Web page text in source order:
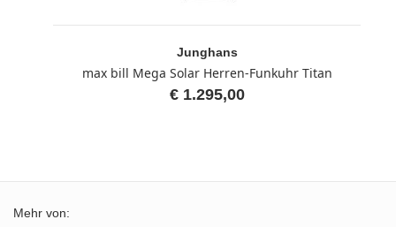
Junghans
max bill Mega Solar Herren-Funkuhr Titan
€ 1.295,00
Mehr von: